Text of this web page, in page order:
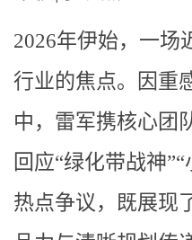
2026年伊始，一场
行业的焦点。因重
中，雷军携核心团
回应“绿化带战神
热点争议，既展现